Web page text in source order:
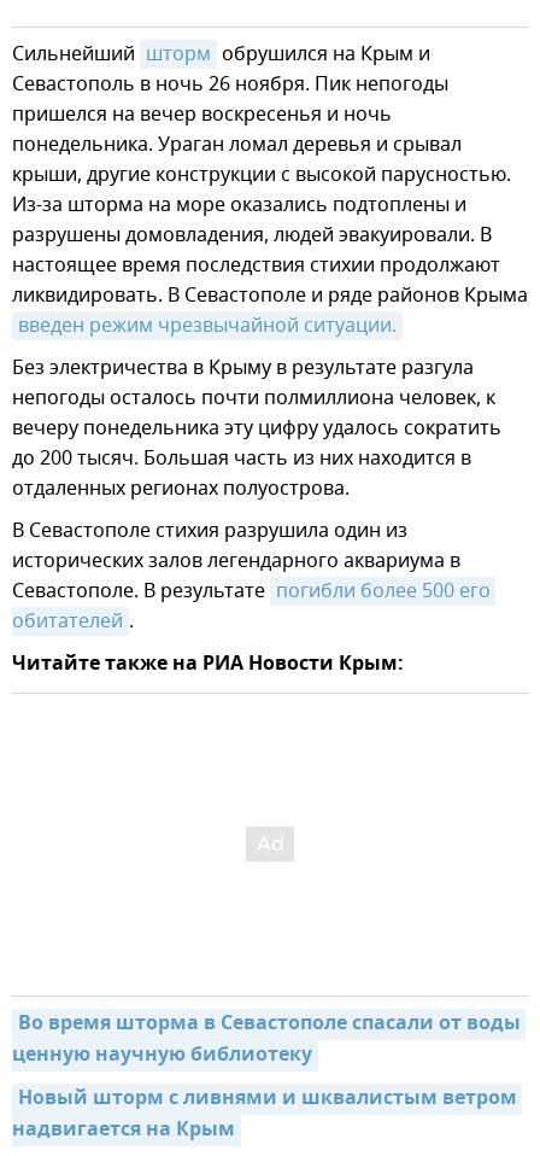
Сильнейший шторм обрушился на Крым и
Севастополь в ночь 26 ноября. Пик непогоды
пришелся на вечер воскресенья и ночь
понедельника. Ураган ломал деревья и срывал
крыши, другие конструкции с высокой парусностью.
Из-за шторма на море оказались подтоплены и
разрушены домовладения, людей эвакуировали. В
настоящее время последствия стихии продолжают
ликвидировать. В Севастополе и ряде районов Крыма
введен режим чрезвычайной ситуации.
Без электричества в Крыму в результате разгула
непогоды осталось почти полмиллиона человек, к
вечеру понедельника эту цифру удалось сократить
до 200 тысяч. Большая часть из них находится в
отдаленных регионах полуострова.
В Севастополе стихия разрушила один из
исторических залов легендарного аквариума в
Севастополе. В результате погибли более 500 его
обитателей .
Читайте также на РИА Новости Крым:
Во время шторма в Севастополе спасали от воды
ценную научную библиотеку
Новый шторм с ливнями и шквалистым ветром
надвигается на Крым